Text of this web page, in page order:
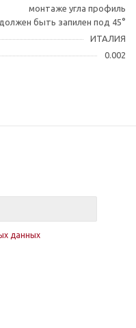
монтаже угла профиль
должен быть запилен под 45°
ИТАЛИЯ
0.002
данных